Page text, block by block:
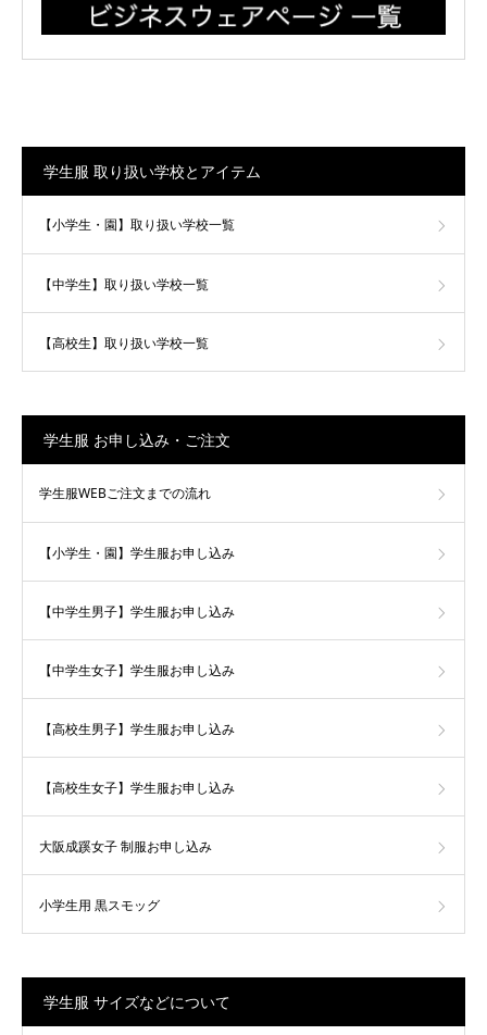
学生服 取り扱い学校とアイテム
【小学生・園】取り扱い学校一覧
【中学生】取り扱い学校一覧
【高校生】取り扱い学校一覧
学生服 お申し込み・ご注文
学生服WEBご注文までの流れ
【小学生・園】学生服お申し込み
【中学生男子】学生服お申し込み
【中学生女子】学生服お申し込み
【高校生男子】学生服お申し込み
【高校生女子】学生服お申し込み
大阪成蹊女子 制服お申し込み
小学生用 黒スモッグ
学生服 サイズなどについて